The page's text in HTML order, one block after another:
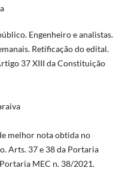
Engenheiro e analistas.
Retificação do edital.
37 XIII da Constituição
melhor nota obtida no
Arts. 37 e 38 da Portaria
MEC n. 38/2021.